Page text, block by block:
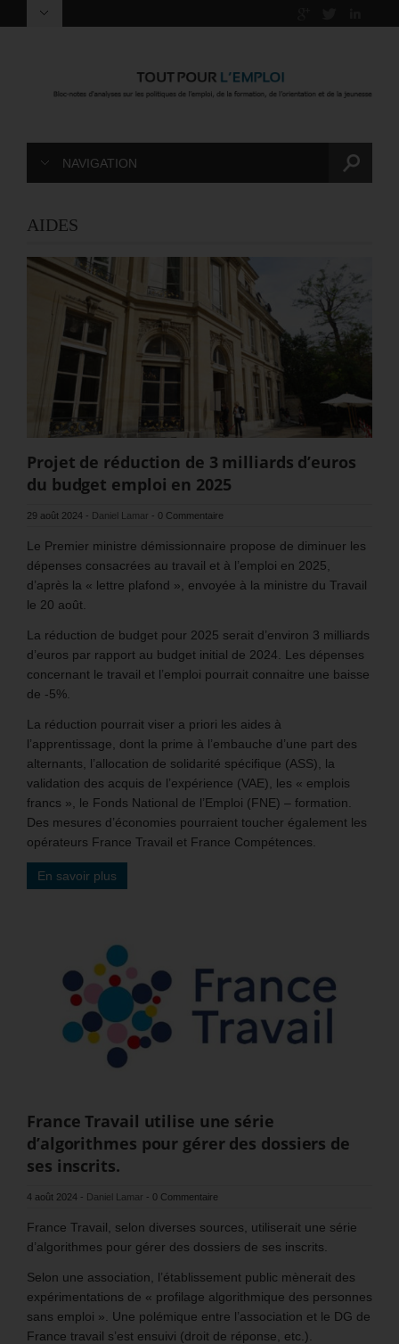
NAVIGATION
AIDES
Projet de réduction de 3 milliards d’euros
du budget emploi en 2025
29 août 2024 - Daniel Lamar - 0 Commentaire
Le Premier ministre démissionnaire propose de diminuer les
dépenses consacrées au travail et à l’emploi en 2025,
d’après la « lettre plafond », envoyée à la ministre du Travail
le 20 août.
La réduction de budget pour 2025 serait d’environ 3 milliards
d’euros par rapport au budget initial de 2024. Les dépenses
concernant le travail et l’emploi pourrait connaitre une baisse
de -5%.
La réduction pourrait viser a priori les aides à
l’apprentissage, dont la prime à l’embauche d’une part des
alternants, l’allocation de solidarité spécifique (ASS), la
validation des acquis de l’expérience (VAE), les « emplois
francs », le Fonds National de l’Emploi (FNE) – formation.
Des mesures d’économies pourraient toucher également les
opérateurs France Travail et France Compétences.
En savoir plus
France Travail utilise une série
d’algorithmes pour gérer des dossiers de
ses inscrits.
4 août 2024 - Daniel Lamar - 0 Commentaire
France Travail, selon diverses sources, utiliserait une série
d’algorithmes pour gérer des dossiers de ses inscrits.
Selon une association, l’établissement public mènerait des
expérimentations de « profilage algorithmique des personnes
sans emploi ». Une polémique entre l’association et le DG de
France travail s’est ensuivi (droit de réponse, etc.).